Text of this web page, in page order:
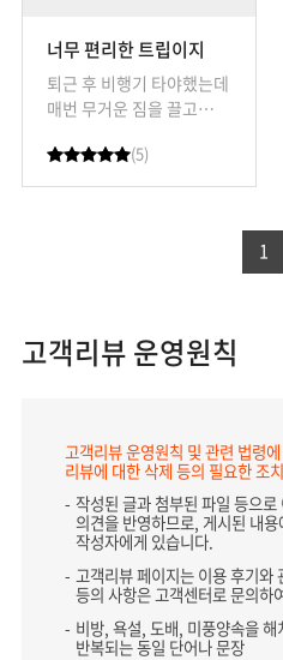
너무 편리한 트립이지
퇴근 후 비행기 타야했는데
매번 무거운 짐을 끌고
여행전에 진빼지 않고
트립이지 덕분에 편안하게
(5)
1
고객리뷰 운영원칙
고객리뷰 운영원칙 및 관련 법령
리뷰에 대한 삭제 등의 필요한 조
작성된 글과 첨부된 파일 등으
의견을 반영하므로, 게시된 내
작성자에게 있습니다.
고객리뷰 페이지는 이용 후기와
등의 사항은 고객센터로 문의하
비방, 욕설, 도배, 미풍양속을
반복되는 동일 단어나 문장